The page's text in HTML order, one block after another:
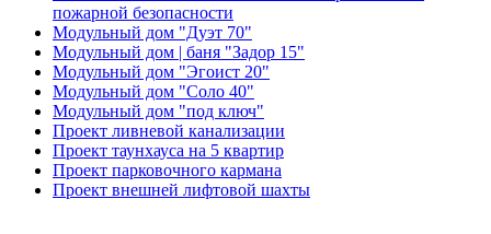
пожарной безопасности
Модульный дом "Дуэт 70"
Модульный дом | баня "Задор 15"
Модульный дом "Эгоист 20"
Модульный дом "Соло 40"
Модульный дом "под ключ"
Проект ливневой канализации
Проект таунхауса на 5 квартир
Проект парковочного кармана
Проект внешней лифтовой шахты